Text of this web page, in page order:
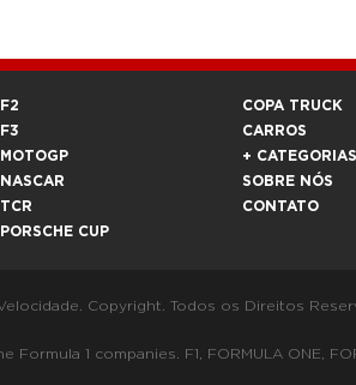
F2
F3
MOTOGP
NASCAR
TCR
PORSCHE CUP
COPA TRUCK
CARROS
+ CATEGORIAS
SOBRE NÓS
CONTATO
Copyright. Todos os Direitos
1 companies. F1, FORMULA ONE,